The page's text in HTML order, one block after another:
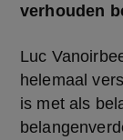
verhouden
Luc
helemaal
is met als